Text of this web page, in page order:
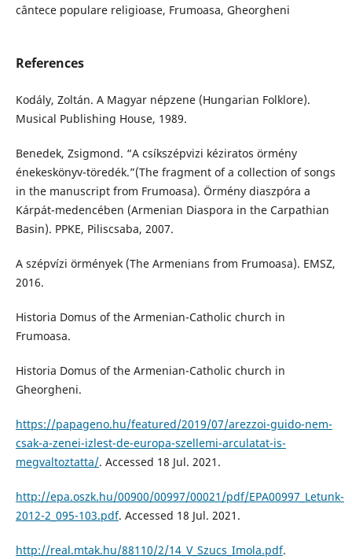
cântece populare religioase, Frumoasa, Gheorgheni
References
Kodály, Zoltán. A Magyar népzene (Hungarian Folklore).
Musical Publishing House, 1989.
Benedek, Zsigmond. “A csíkszépvizi kéziratos örmény
énekeskönyv-töredék.”(The fragment of a collection of songs
in the manuscript from Frumoasa). Örmény diaszpóra a
Kárpát-medencében (Armenian Diaspora in the Carpathian
Basin). PPKE, Piliscsaba, 2007.
A szépvízi örmények (The Armenians from Frumoasa). EMSZ,
2016.
Historia Domus of the Armenian-Catholic church in
Frumoasa.
Historia Domus of the Armenian-Catholic church in
Gheorgheni.
https://papageno.hu/featured/2019/07/arezzoi-guido-nem-
csak-a-zenei-izlest-de-europa-szellemi-arculatat-is-
megvaltoztatta/. Accessed 18 Jul. 2021.
http://epa.oszk.hu/00900/00997/00021/pdf/EPA00997_Letunk-
2012-2_095-103.pdf. Accessed 18 Jul. 2021.
http://real.mtak.hu/88110/2/14_V_Szucs_Imola.pdf.